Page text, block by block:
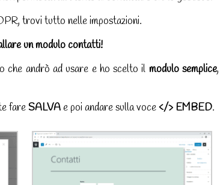
trovi tutto nelle impostazioni.
un modulo contatti!
che andrò ad usare e ho scelto il modulo semplice,
fareSALVAe poi andare sulla voce</> EMBED.